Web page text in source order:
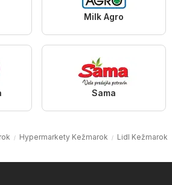
Milk Agro
Sama
Hypermarkety Kežmarok Lidl Kežmarok